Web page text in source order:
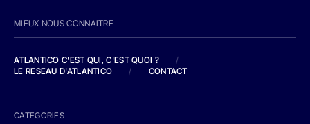
MIEUX NOUS CONNAITRE
ATLANTICO C'EST QUI, C'EST QUOI ?
/
LE RESEAU D'ATLANTICO
/ CONTACT
CATEGORIES